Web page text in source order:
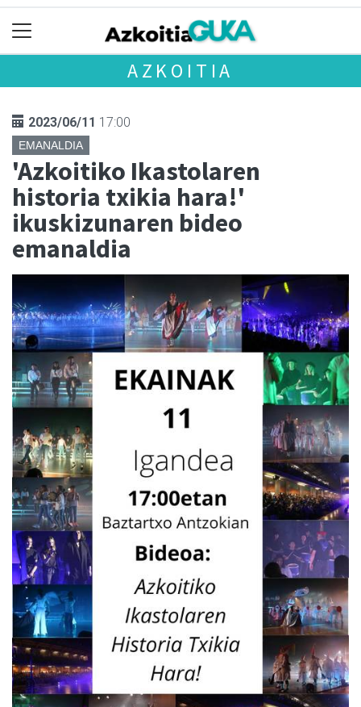
AZKOITIA
2023/06/11 17:00
EMANALDIA
'Azkoitiko Ikastolaren
historia txikia hara!'
ikuskizunaren bideo
emanaldia